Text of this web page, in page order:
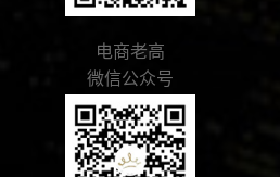
电商老高
微信公众号